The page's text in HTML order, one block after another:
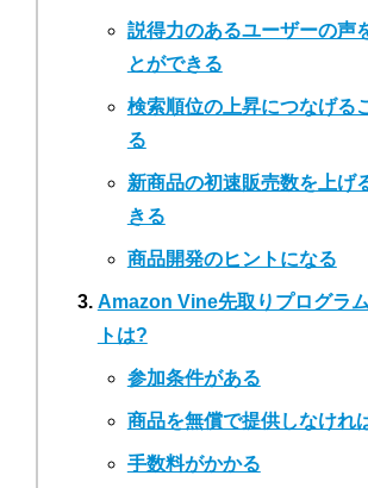
説得力のあるユーザーの声
とができる
検索順位の上昇につなげる
る
新商品の初速販売数を上げ
きる
商品開発のヒントになる
Amazon Vine先取りプログラ
トは?
参加条件がある
商品を無償で提供しなけれ
手数料がかかる